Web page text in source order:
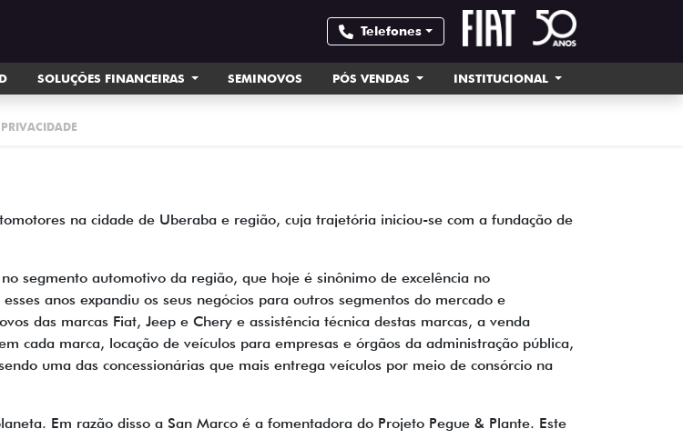
Telefones
SOLUÇÕES FINANCEIRAS SEMINOVOS PÓS VENDAS INSTITUCIONAL
na cidade de Uberaba e região, cuja trajetória iniciou-se com a fundação de
segmento automotivo da região, que hoje é sinônimo de excelência no
anos expandiu os seus negócios para outros segmentos do mercado e
das marcas Fiat, Jeep e Chery e assistência técnica destas marcas, a venda
cada marca, locação de veículos para empresas e órgãos da administração pública,
uma das concessionárias que mais entrega veículos por meio de consórcio na
Em razão disso a San Marco é a fomentadora do Projeto Pegue & Plante. Este